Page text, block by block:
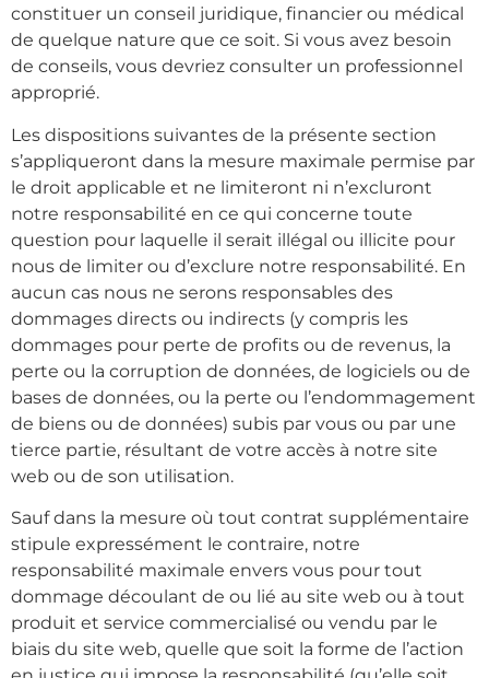
constituer un conseil juridique, financier ou médical
de quelque nature que ce soit. Si vous avez besoin
de conseils, vous devriez consulter un professionnel
approprié.
Les dispositions suivantes de la présente section
s’appliqueront dans la mesure maximale permise par
le droit applicable et ne limiteront ni n’excluront
notre responsabilité en ce qui concerne toute
question pour laquelle il serait illégal ou illicite pour
nous de limiter ou d’exclure notre responsabilité. En
aucun cas nous ne serons responsables des
dommages directs ou indirects (y compris les
dommages pour perte de profits ou de revenus, la
perte ou la corruption de données, de logiciels ou de
bases de données, ou la perte ou l’endommagement
de biens ou de données) subis par vous ou par une
tierce partie, résultant de votre accès à notre site
web ou de son utilisation.
Sauf dans la mesure où tout contrat supplémentaire
stipule expressément le contraire, notre
responsabilité maximale envers vous pour tout
dommage découlant de ou lié au site web ou à tout
produit et service commercialisé ou vendu par le
biais du site web, quelle que soit la forme de l’action